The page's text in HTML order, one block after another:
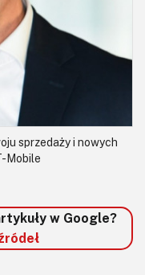
sprzedaży i nowych
Mobile
w Google?